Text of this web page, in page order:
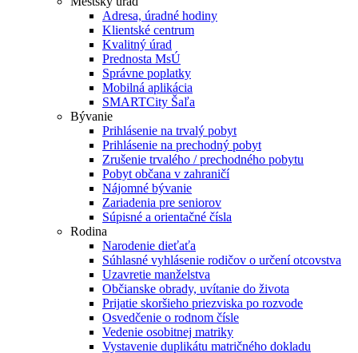
Adresa, úradné hodiny
Klientské centrum
Kvalitný úrad
Prednosta MsÚ
Správne poplatky
Mobilná aplikácia
SMARTCity Šaľa
Bývanie
Prihlásenie na trvalý pobyt
Prihlásenie na prechodný pobyt
Zrušenie trvalého / prechodného pobytu
Pobyt občana v zahraničí
Nájomné bývanie
Zariadenia pre seniorov
Súpisné a orientačné čísla
Rodina
Narodenie dieťaťa
Súhlasné vyhlásenie rodičov o určení otcovstva
Uzavretie manželstva
Občianske obrady, uvítanie do života
Prijatie skoršieho priezviska po rozvode
Osvedčenie o rodnom čísle
Vedenie osobitnej matriky
Vystavenie duplikátu matričného dokladu